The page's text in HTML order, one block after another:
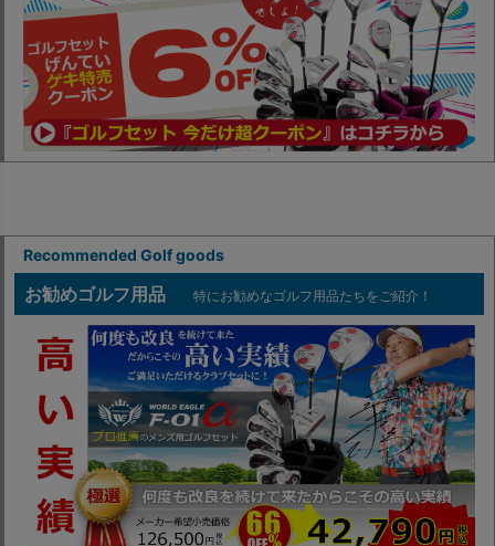
Recommended Golf goods
お勧めゴルフ用品 特にお勧めなゴルフ用品たちをご紹介！